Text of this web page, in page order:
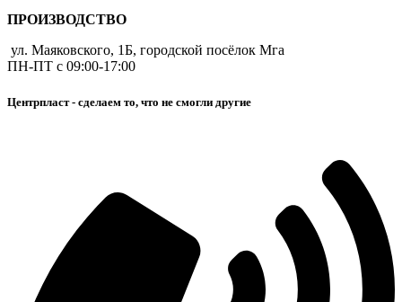
ПРОИЗВОДСТВО
ул. Маяковского, 1Б, городской посёлок Мга
ПН-ПТ с 09:00-17:00
Центрпласт - сделаем то, что не смогли другие